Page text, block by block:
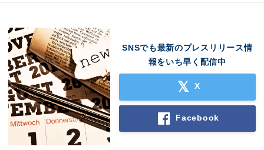
SNSでも最新のプレスリリース情
報をいち早く配信中
X
Facebook